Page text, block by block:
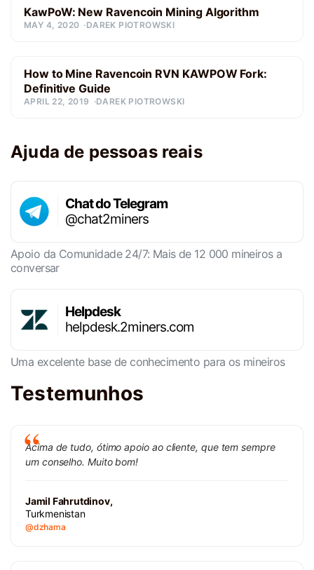
KawPoW: New Ravencoin Mining Algorithm
MAY 4, 2020 DAREK PIOTROWSKI
How to Mine Ravencoin RVN KAWPOW Fork:
Definitive Guide
APRIL 22, 2019 DAREK PIOTROWSKI
Ajuda de pessoas reais
Chat do Telegram
@chat2miners
Apoio da Comunidade 24/7: Mais de 12 000 mineiros a
conversar
Helpdesk
helpdesk.2miners.com
Uma excelente base de conhecimento para os mineiros
Testemunhos
Acima de tudo, ótimo apoio ao cliente, que tem sempre
um conselho. Muito bom!
Jamil Fahrutdinov,
Turkmenistan
@dzhama